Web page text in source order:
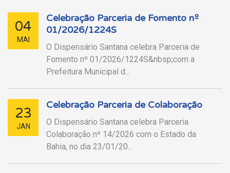
04
MAI
Celebração Parceria de Fomento nº
01/2026/1224S
O Dispensário Santana celebra Parceria de
Fomento nº 01/2026/1224S&nbsp;com a
Prefeitura Municipal d...
23
JAN
Celebração Parceria de Colaboração
O Dispensário Santana celebra Parceria
Colaboração nº 14/2026 com o Estado da
Bahia, no dia 23/01/20...